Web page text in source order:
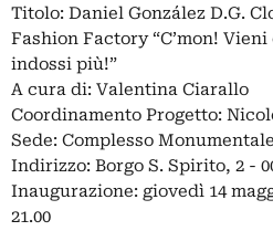
Titolo: Daniel González D.G.
Fashion Factory “C’mon!
indossi più!”
A cura di: Valentina Ciarallo
Coordinamento Progetto:
Sede: Complesso
Indirizzo: Borgo S. Spirito, 2 -
Inaugurazione: giovedì 14
21.00